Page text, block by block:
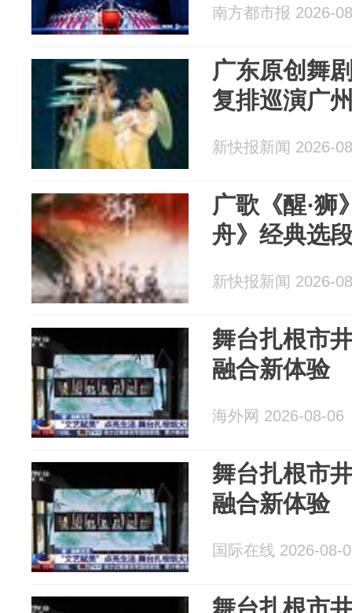
南方都市报 2026-
广东原创舞
复排巡演广
新快报新闻 2026-
广歌《醒·狮
舟》经典选
新快报新闻 2026-
舞台扎根市
融合新体验
海外网 2026-08-06
舞台扎根市
融合新体验
国际在线 2026-08-